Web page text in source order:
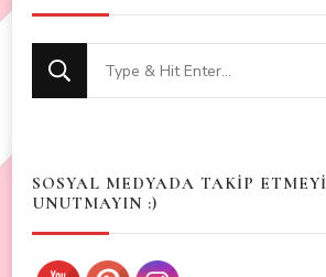
Looking
for
SOSYAL MEDYADA TAKİP ETMEYİ
UNUTMAYIN :)